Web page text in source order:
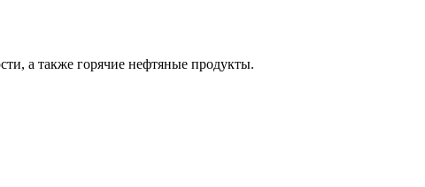
а также горячие нефтяные продукты.